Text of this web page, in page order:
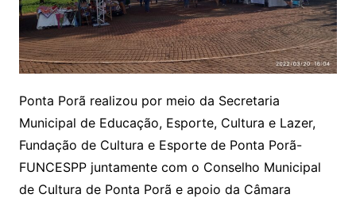
Ponta Porã realizou por meio da Secretaria
Municipal de Educação, Esporte, Cultura e Lazer,
Fundação de Cultura e Esporte de Ponta Porã-
FUNCESPP juntamente com o Conselho Municipal
de Cultura de Ponta Porã e apoio da Câmara